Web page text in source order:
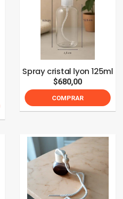
Spray cristal lyon 125ml
$680,00
COMPRAR